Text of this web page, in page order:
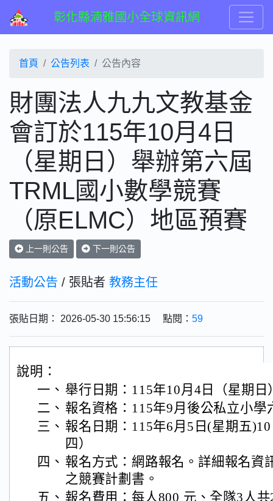
彰化縣湳雅國小全球資訊網
首頁 公告列表 公告內容
財團法人九九文教基金
會訂於115年10月4日
（星期日）舉辦第六屆
TRML國小數學競賽
（原ELMC）地區預賽
上一則公告 下一則公告
活動公告 / 張貼者 教務主任
張貼日期： 2026-05-30 15:56:15 點閱： 59
說明：
一、 舉行日期：115年10月4日（星期日
二、 報名資格：115年9月後公私立小
三、 報名日期：115年6月5日(星期五
四）
四、 報名方式：網路報名。詳細報名資
之競賽計劃書。
五、 報名費用：每人800 元、全隊3人